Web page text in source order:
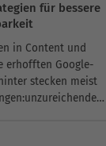
für bessere
in Content und
erhofften Google-
stecken meist